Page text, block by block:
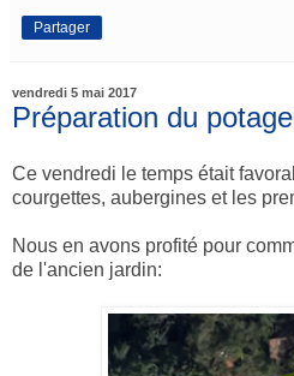
Partager
vendredi 5 mai 2017
Préparation du
Ce vendredi le temps était
courgettes, aubergines et les
Nous en avons profité pour
de l'ancien jardin: